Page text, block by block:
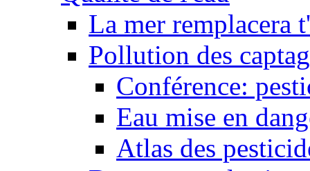
La mer remplacera
Pollution des
Conférence:
Eau mise en
Atlas des